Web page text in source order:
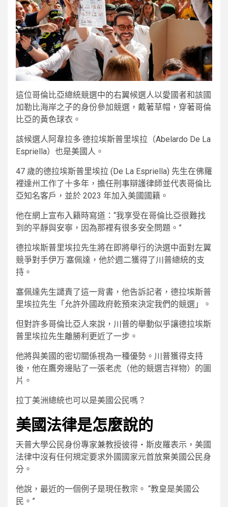
這位哥倫比亞總統競選中的右翼候選人以愛國者和該國
加勒比海岸之子的身份參加競選，戴著草帽，穿著哥倫
比亞的黃色球衣。
該候選人阿韋拉多·德拉埃斯普里埃拉（Abelardo De La
Espriella）也是美國人。
47 歲的德拉埃斯普里埃拉 (De La Espriella) 先生在佛羅
裡達州工作了十多年，擔任刑事辯護律師並代表哥倫比
亞知名客戶，並於 2023 年加入美國國籍。
他在網上宣布入籍時寫道：“我享受在哥倫比亞很難找
到的平靜與安寧，因為那裡有很多安全問題。”
德拉埃斯普里埃拉先生將在即將舉行的決選中面對左翼
競爭對手伊万·塞佩達，他於週二獲得了川普總統的支
持。
塞佩達先生譴責了這一背書，他告訴記者，德拉埃斯普
里埃拉先生「允許外國政府乾預來決定我們的競選」。
但對許多哥倫比亞人來說，川普的舉動似乎讓德拉埃斯
普里埃拉先生離勝利更近了一步。
他將與美國的密切關係視為一種優勢。川普獲得支持
後，他在鷹旁邊貼了一張老虎（他的競選吉祥物）的圖
片。
拉丁美洲總統也可以是美國公民嗎？
美國法律是怎麼說的
天普大學公民身份專家兼教授彼得‧斯皮羅表示，美國
法律中沒有任何規定要求外國國家元首放棄美國公民身
分。
他說，最近的一個例子是現任教宗。 “教皇是美國公
民。”